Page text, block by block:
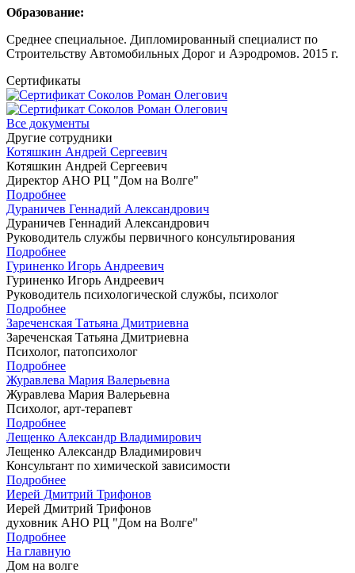
Образование:
Среднее специальное. Дипломированный специалист по
Строительству Автомобильных Дорог и Аэродромов. 2015 г.
Сертификаты
Все документы
Другие сотрудники
Котяшкин Андрей Сергеевич
Котяшкин Андрей Сергеевич
Директор АНО РЦ "Дом на Волге"
Подробнее
Дураничев Геннадий Александрович
Дураничев Геннадий Александрович
Руководитель службы первичного консультирования
Подробнее
Гуриненко Игорь Андреевич
Гуриненко Игорь Андреевич
Руководитель психологической службы, психолог
Подробнее
Зареченская Татьяна Дмитриевна
Зареченская Татьяна Дмитриевна
Психолог, патопсихолог
Подробнее
Журавлева Мария Валерьевна
Журавлева Мария Валерьевна
Психолог, арт-терапевт
Подробнее
Лещенко Александр Владимирович
Лещенко Александр Владимирович
Консультант по химической зависимости
Подробнее
Иерей Дмитрий Трифонов
Иерей Дмитрий Трифонов
духовник АНО РЦ "Дом на Волге"
Подробнее
На главную
Дом на волге